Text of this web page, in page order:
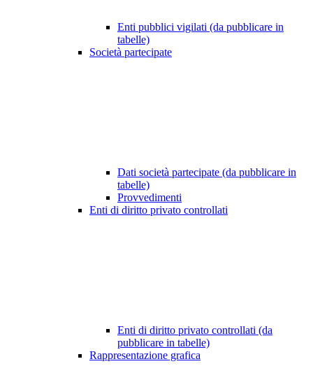
Enti pubblici vigilati (da pubblicare in
tabelle)
Società partecipate
Dati società partecipate (da pubblicare in
tabelle)
Provvedimenti
Enti di diritto privato controllati
Enti di diritto privato controllati (da
pubblicare in tabelle)
Rappresentazione grafica